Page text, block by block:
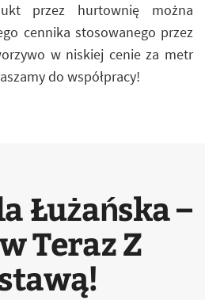
przez hurtownię można
cennika stosowanego przez
w niskiej cenie za metr
do współpracy!
Łużańska –
Teraz Z